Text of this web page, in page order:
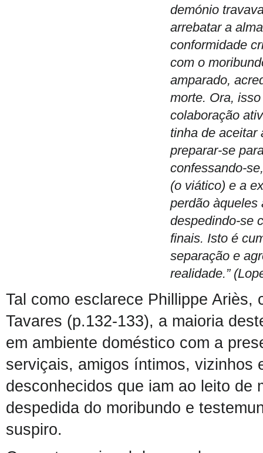
demónio
arrebatar a
conformidade
com o
amparado,
morte. Ora,
colaboração
tinha de aceitar
preparar-se
confessando-
(o viático) e a
perdão àqueles
despedindo-se
finais. Isto é
separação e
realidade.”
Tal como esclarece Phillippe Ariès,
Tavares (p.132-133), a maioria
em ambiente doméstico com a
serviçais, amigos íntimos, vizinhos
desconhecidos que iam ao leito de
despedida do moribundo e
suspiro.